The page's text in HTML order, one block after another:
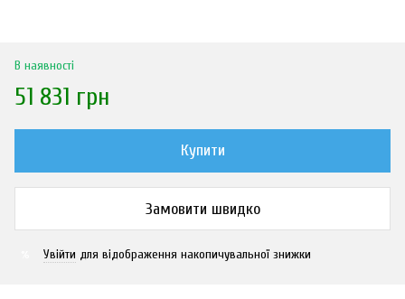
В наявності
51 831 грн
Купити
Замовити швидко
Увійти для відображення накопичувальної знижки